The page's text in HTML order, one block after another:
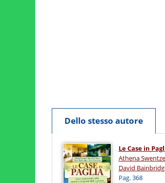
Dello stesso autore
Le Case in
Athena
David
Pag. 368